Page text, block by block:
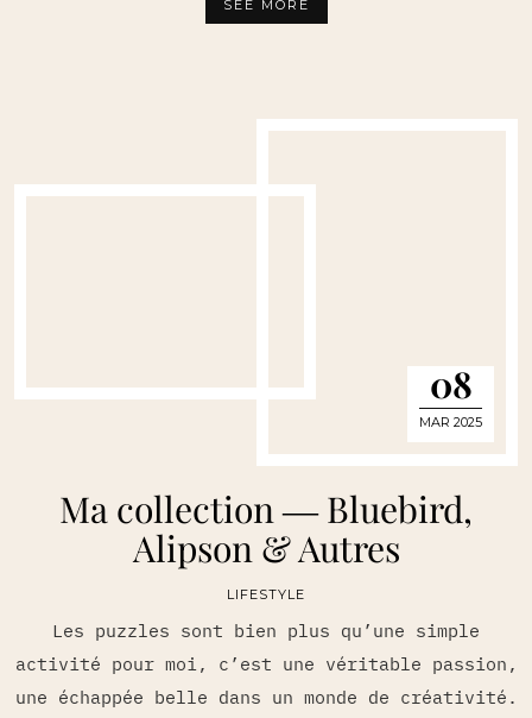
SEE MORE
08
MAR 2025
Ma collection ― Bluebird,
Alipson & Autres
LIFESTYLE
Les puzzles sont bien plus qu’une simple
activité pour moi, c’est une véritable passion,
une échappée belle dans un monde de créativité.